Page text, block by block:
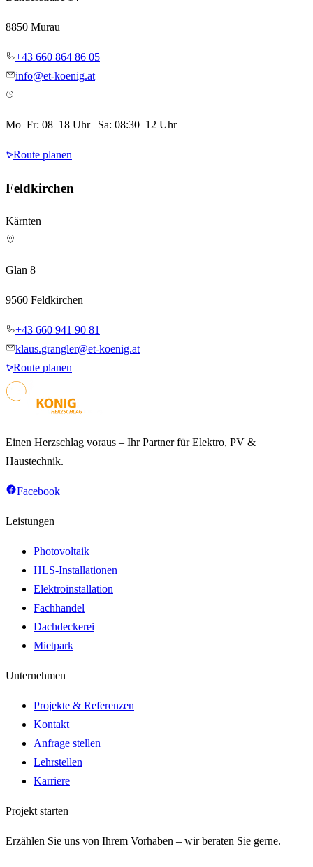
8850 Murau
+43 660 864 86 05
info@et-koenig.at
Mo–Fr: 08–18 Uhr | Sa: 08:30–12 Uhr
Route planen
Feldkirchen
Kärnten
Glan 8
9560 Feldkirchen
+43 660 941 90 81
klaus.grangler@et-koenig.at
Route planen
Einen Herzschlag voraus – Ihr Partner für Elektro, PV &
Haustechnik.
Facebook
Leistungen
Photovoltaik
HLS-Installationen
Elektroinstallation
Fachhandel
Dachdeckerei
Mietpark
Unternehmen
Projekte & Referenzen
Kontakt
Anfrage stellen
Lehrstellen
Karriere
Projekt starten
Erzählen Sie uns von Ihrem Vorhaben – wir beraten Sie gerne.